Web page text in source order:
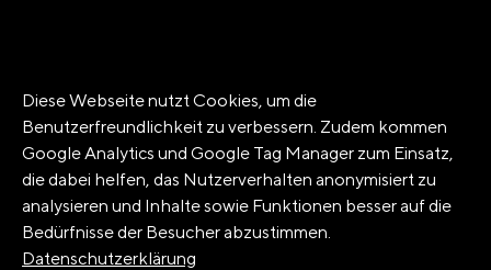
Diese Webseite nutzt Cookies, um die
Benutzerfreundlichkeit zu verbessern. Zudem kommen
Google Analytics und Google Tag Manager zum Einsatz,
die dabei helfen, das Nutzerverhalten anonymisiert zu
analysieren und Inhalte sowie Funktionen besser auf die
Bedürfnisse der Besucher abzustimmen.
Datenschutzerklärung